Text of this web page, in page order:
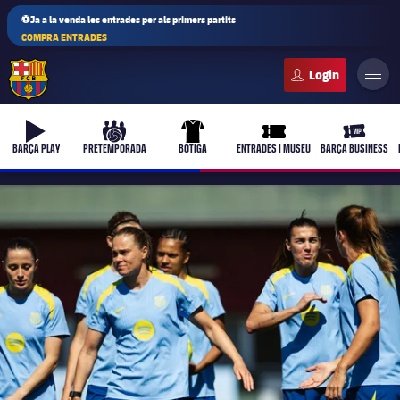
⚽Ja a la venda les entrades per als primers partits
COMPRA ENTRADES
b-play
BARÇA PLAY
culers-ball
PRETEMPORADA
uniform
BOTIGA
ticket-full
ENTRADES I MUSEU
ticket-
BARÇA BUSINESS